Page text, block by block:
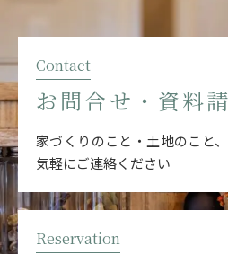
Contact
お問合せ・資料
家づくりのこと・土地のこと
気軽にご連絡ください
Reservation